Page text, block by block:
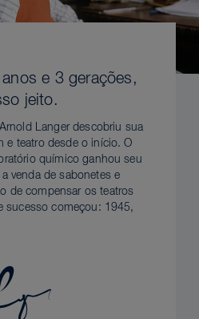
e 3 gerações,
jeito.
Langer descobriu sua
e teatro desde o início. O
químico ganhou seu
venda de sabonetes e
de compensar os teatros
sucesso começou: 1945,